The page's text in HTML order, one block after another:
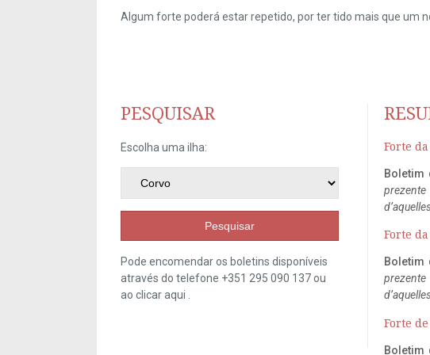
Algum forte poderá estar repetido, por ter tido mais que um
PESQUISAR
Escolha uma ilha:
Pesquisar
Pode encomendar os boletins disponíveis
através do telefone +351 295 090 137 ou
ao clicaraqui
Forte
Boletim
Forte
Boletim
Forte de
Boletim